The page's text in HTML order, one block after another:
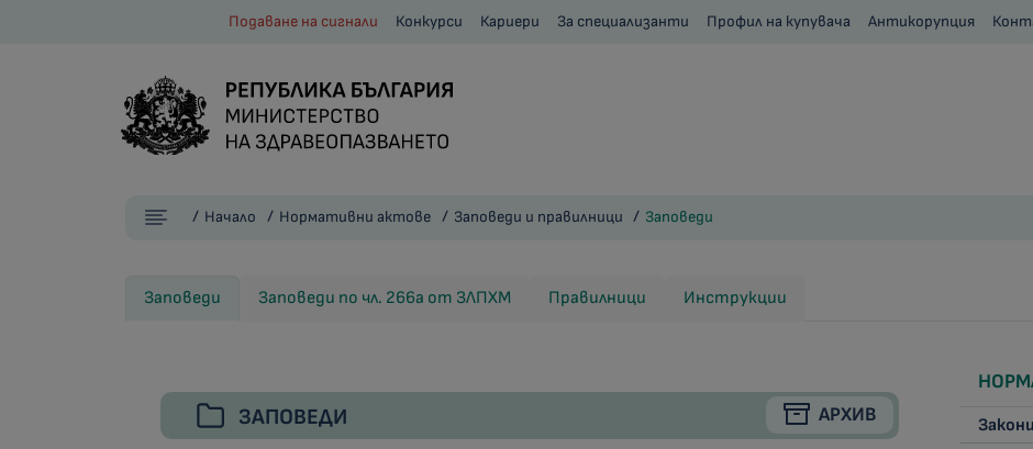
Подаване на сигнали Конкурси Кариери За специализанти Профил на купувача Антикорупция
Начало Нормативни актове Заповеди и правилници Заповеди
Заповеди Заповеди по чл. 266а от ЗЛПХМ Правилници Инструкции
ЗАПОВЕДИ АРХИВ
Закони